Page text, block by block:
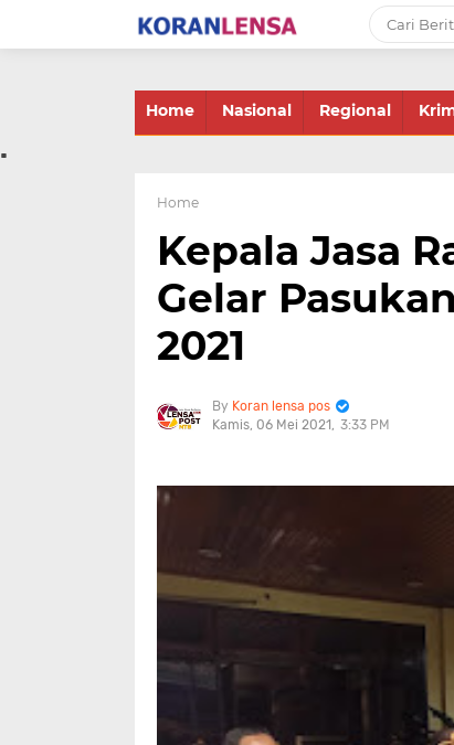
Home Nasional Regional
.
Home
Kepala Jasa
Gelar
2021
Koran lensa pos
Kamis, 06 Mei 2021
3:33 PM